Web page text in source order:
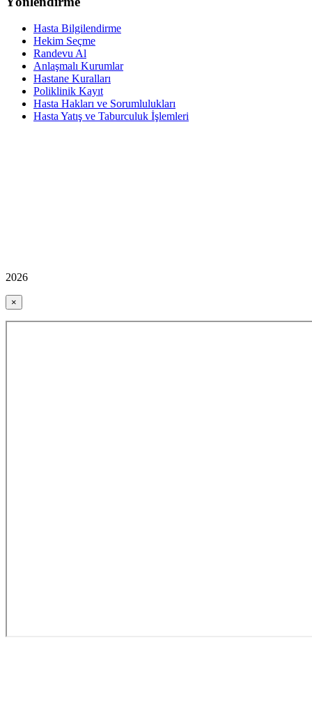
Hasta Bilgilendirme
Hekim Seçme
Randevu Al
Anlaşmalı Kurumlar
Hastane Kuralları
Poliklinik Kayıt
Hasta Hakları ve Sorumlulukları
Hasta Yatış ve Taburculuk İşlemleri
2026
×